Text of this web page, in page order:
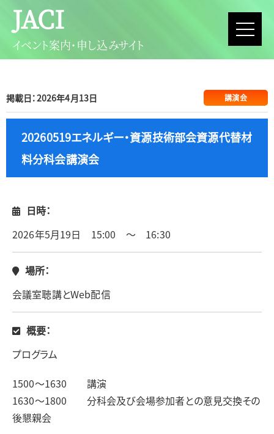
JACI
イベント案内・申し込みサイト
掲載日：2026年4月13日 講演会
20260519エネルギー・資源技術部会資源代替材
料分科会講演会
日時：
2026年5月19日 15:00 ～ 16:30
場所：
会議室聴講とWeb配信
概要：
プログラム
1500～1630 講演
1630～1800 分科会及び会場参加者との意見交換その
後懇親会